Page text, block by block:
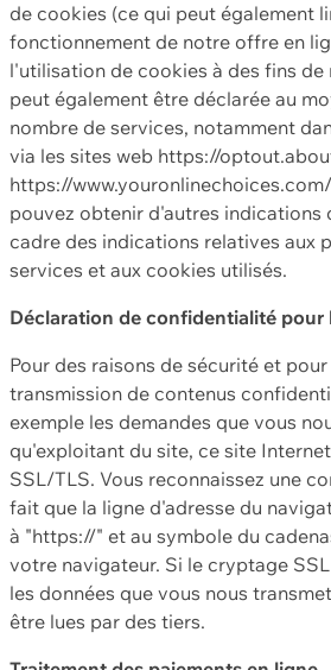
de cookies (ce qui peut également
fonctionnement de notre offre en
l'utilisation de cookies à des fins de
peut également être déclarée au
nombre de services, notamment
via les sites web https://
https://
pouvez obtenir d'autres indications
cadre des indications relatives aux
services et aux cookies utilisés.
Déclaration de confidentialité pour
Pour des raisons de sécurité et
transmission de contenus
exemple les demandes que vous
qu'exploitant du site, ce site
SSL/TLS. Vous reconnaissez une
fait que la ligne d'adresse du
à "https://" et au symbole du
votre navigateur. Si le cryptage
les données que vous nous
être lues par des tiers.